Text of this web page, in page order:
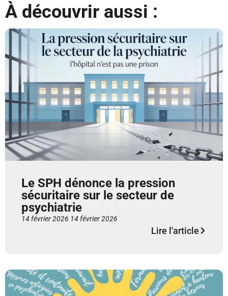
À découvrir aussi :
Le SPH dénonce la pression
sécuritaire sur le secteur de
psychiatrie
14 février 2026 14 février 2026
Lire l'article